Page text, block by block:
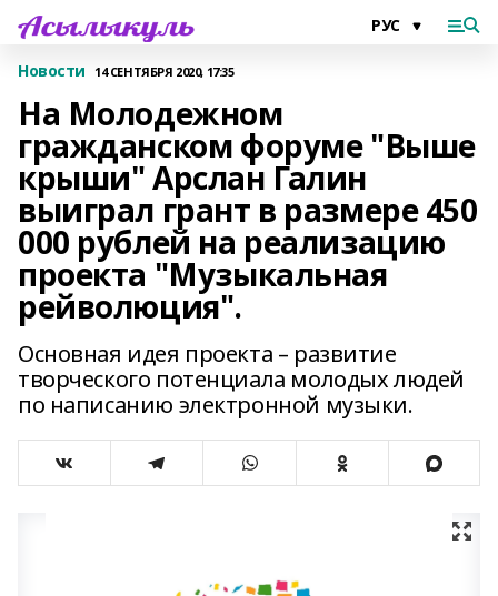
Новости 14 СЕНТЯБРЯ 2020, 17:35
На Молодежном
гражданском форуме "Выше
крыши" Арслан Галин
выиграл грант в размере 450
000 рублей на реализацию
проекта "Музыкальная
рейволюция".
Основная идея проекта – развитие
творческого потенциала молодых людей
по написанию электронной музыки.